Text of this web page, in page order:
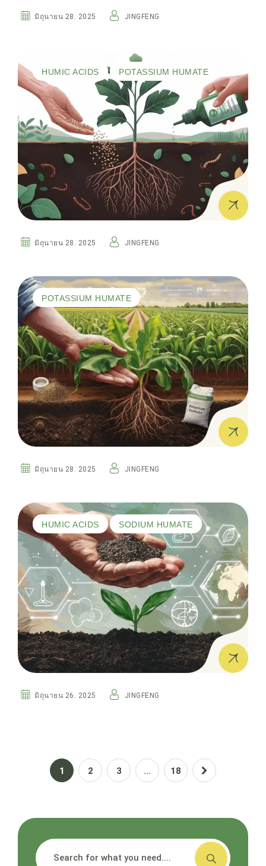
มิถุนายน 28. 2025 JINGFENG
HUMIC ACIDS POTASSIUM HUMATE
มิถุนายน 28. 2025 JINGFENG
POTASSIUM HUMATE
มิถุนายน 28. 2025 JINGFENG
HUMIC ACIDS SODIUM HUMATE
มิถุนายน 26. 2025 JINGFENG
1 2 3 … 18